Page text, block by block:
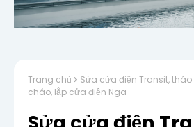
Trang chủ
Sửa cửa điện Transit,
cháo, lắp cửa điện Nga